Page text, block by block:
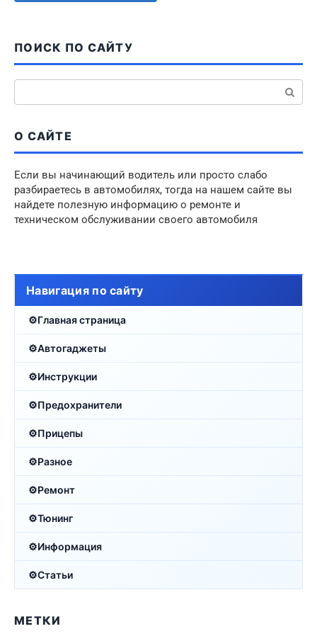
ПОИСК ПО САЙТУ
Поиск:
О САЙТЕ
Если вы начинающий водитель или просто слабо
разбираетесь в автомобилях, тогда на нашем сайте вы
найдете полезную информацию о ремонте и
техническом обслуживании своего автомобиля
Навигация по сайту
Главная страница
Автогаджеты
Инструкции
Предохранители
Прицепы
Разное
Ремонт
Тюнинг
Информация
Статьи
МЕТКИ